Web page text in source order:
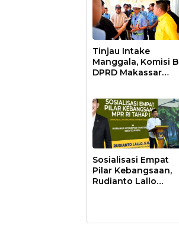
Tinjau Intake
Manggala, Komisi B
DPRD Makassar
Sosialisasi Empat
Pilar Kebangsaan,
Rudianto Lallo